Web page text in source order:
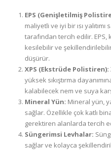
EPS (Genişletilmiş
maliyetli ve iyi bir ısı
tarafından tercih edilir. EPS,
kesilebilir ve
düşürür.
XPS (Ekstrüde Polistiren):
yüksek sıkıştırma
kalabilecek nem ve suya
Mineral Yün: Mineral yün,
sağlar. Özellikle çok katlı
gerektiren alanlarda tercih
Süngerimsi Levhalar:
sağlar ve kolayca